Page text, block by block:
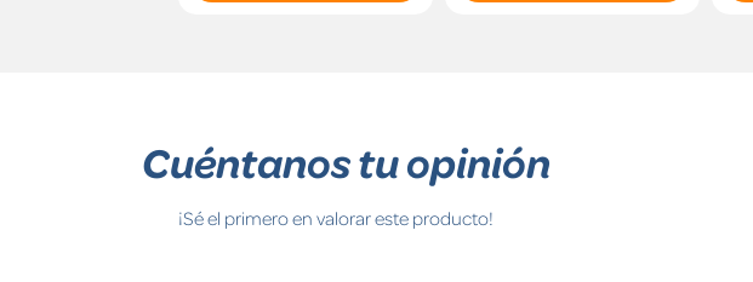
Cuéntanos tu opinión
¡Sé el primero en valorar este producto!